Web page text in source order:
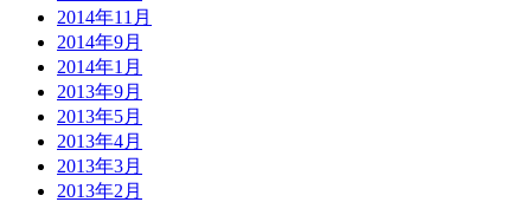
2014年11月
2014年9月
2014年1月
2013年9月
2013年5月
2013年4月
2013年3月
2013年2月